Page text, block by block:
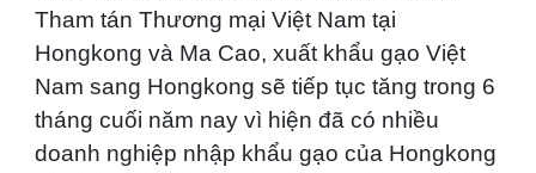
Tham tán Thương mại Việt Nam tại
Hongkong và Ma Cao, xuất khẩu gạo Việt
Nam sang Hongkong sẽ tiếp tục tăng trong 6
tháng cuối năm nay vì hiện đã có nhiều
doanh nghiệp nhập khẩu gạo của Hongkong